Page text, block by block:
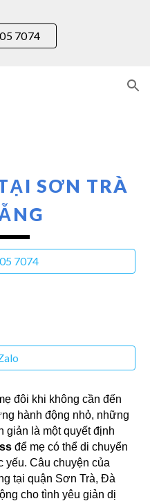
Skip to navigation
7074
SƠN TRÀ
7074
đôi khi không cần đến
hành động nhỏ, những
giản là một quyết định
để mẹ có thể di chuyển
yếu. Câu chuyện của
tại quận Sơn Trà, Đà
cho tình yêu giản dị